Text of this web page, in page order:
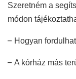
Szeretném a
módon
– Hogyan
– A kórház más